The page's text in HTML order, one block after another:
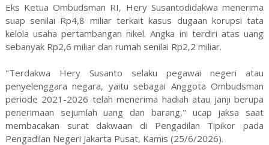
Eks Ketua Ombudsman RI, Hery Susantodidakwa menerima
suap senilai Rp4,8 miliar terkait kasus dugaan korupsi tata
kelola usaha pertambangan nikel. Angka ini terdiri atas uang
sebanyak Rp2,6 miliar dan rumah senilai Rp2,2 miliar.
"Terdakwa Hery Susanto selaku pegawai negeri atau
penyelenggara negara, yaitu sebagai Anggota Ombudsman
periode 2021-2026 telah menerima hadiah atau janji berupa
penerimaan sejumlah uang dan barang," ucap jaksa saat
membacakan surat dakwaan di Pengadilan Tipikor pada
Pengadilan Negeri Jakarta Pusat, Kamis (25/6/2026).